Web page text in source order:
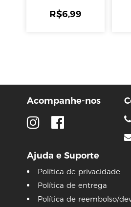
R$6,99
Acompanhe-nos
Ajuda e Suporte
Política de privacidade
Política de entrega
Política de reembolso/